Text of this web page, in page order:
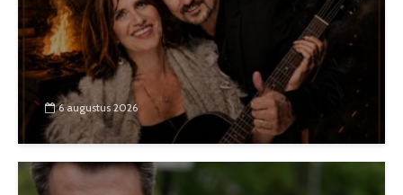
6 augustus 2026